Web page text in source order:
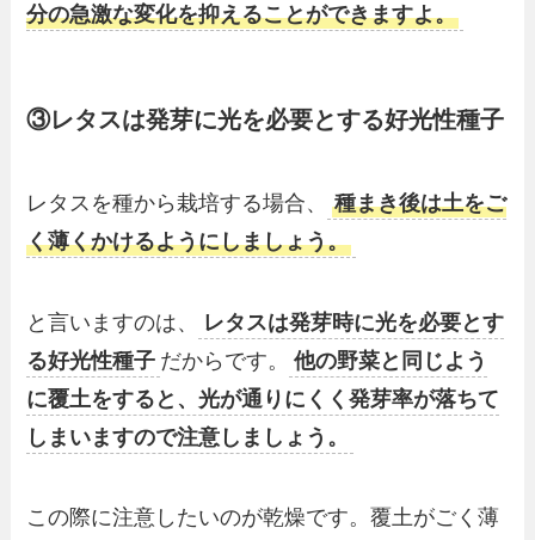
分の急激な変化を抑えることができますよ。
③レタスは発芽に光を必要とする好光性種子
レタスを種から栽培する場合、
種まき後は土をご
く薄くかけるようにしましょう。
と言いますのは、
レタスは発芽時に光を必要とす
る好光性種子 だからです。
他の野菜と同じよう
に覆土をすると、光が通りにくく発芽率が落ちて
しまいますので注意しましょう。
この際に注意したいのが乾燥です。覆土がごく薄